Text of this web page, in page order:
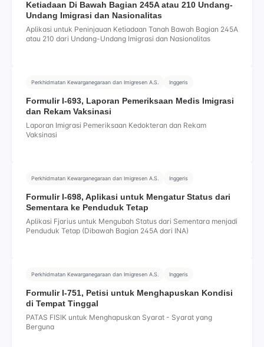
Ketiadaan Di Bawah Bagian 245A atau 210 Undang-
Undang Imigrasi dan Nasionalitas
Aplikasi untuk Peninjauan Ketiadaan Tanah Bawah Bagian 245A
atau 210 dari Undang-Undang Imigrasi dan Nasionalitas
Perkhidmatan Kewarganegaraan dan Imigresen A.S. Inggeris
Formulir I-693, Laporan Pemeriksaan Medis Imigrasi
dan Rekam Vaksinasi
Laporan Imigrasi Pemeriksaan Kedokteran dan Rekam
Vaksinasi
Perkhidmatan Kewarganegaraan dan Imigresen A.S. Inggeris
Formulir I-698, Aplikasi untuk Mengatur Status dari
Sementara ke Penduduk Tetap
Aplikasi Fjarius untuk Mengubah Status dari Sementara menjadi
Penduduk Tetap (Dibawah Bagian 245A dari INA)
Perkhidmatan Kewarganegaraan dan Imigresen A.S. Inggeris
Formulir I-751, Petisi untuk Menghapuskan Kondisi
di Tempat Tinggal
PATAS FISIK untuk Menghapuskan Syarat - Syarat yang
Berguna